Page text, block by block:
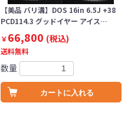
【美品 バリ溝】DOS 16in 6.5J +38
PCD114.3 グッドイヤー アイス…
￥66,800 (税込)
送料無料
数量
カートに入れる